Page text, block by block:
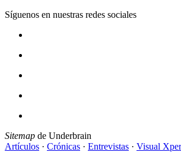
Síguenos en nuestras redes sociales
Sitemap de Underbrain
Artículos · Crónicas · Entrevistas · Visual